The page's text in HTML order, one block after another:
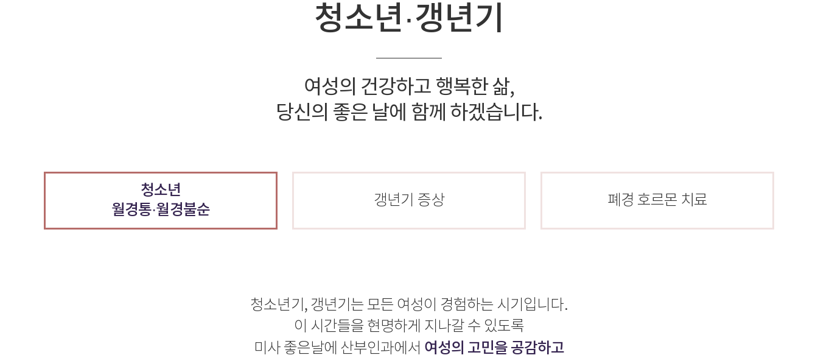
여성성형, 피임
청소년·갱년기
여성의 건강하고 행복한 삶,
당신의 좋은 날에 함께 하겠습니다.
청소년
월경통·월경불순
갱년기 증상 폐경 호르몬 치료
청소년기, 갱년기는 모든 여성이 경험하는 시기입니다.
이 시간들을 현명하게 지나갈 수 있도록
미사 좋은날에 산부인과에서 여성의 고민을 공감하고